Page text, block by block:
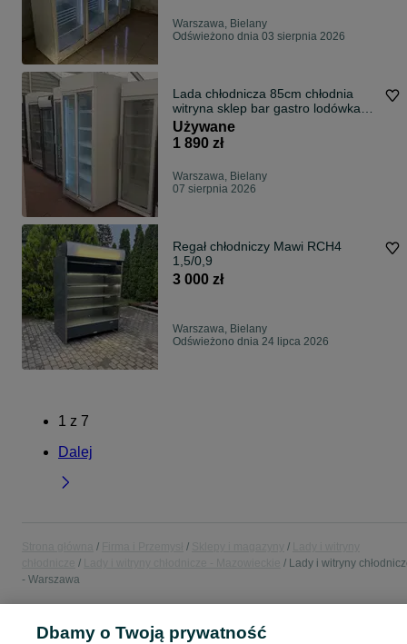
Warszawa, Bielany
Odświeżono dnia 03 sierpnia 2026
Lada chłodnicza 85cm chłodnia
witryna sklep bar gastro lodówka
DOSTAWA GWARANCJA
Używane
1 890 zł
Warszawa, Bielany
07 sierpnia 2026
Regał chłodniczy Mawi RCH4
1,5/0,9
3 000 zł
Warszawa, Bielany
Odświeżono dnia 24 lipca 2026
1 z 7
Dalej
Lady i witryny
- Warszawa
POLSKA » MAZOWIECKIE » WARSZAWA
Dbamy o Twoją prywatność